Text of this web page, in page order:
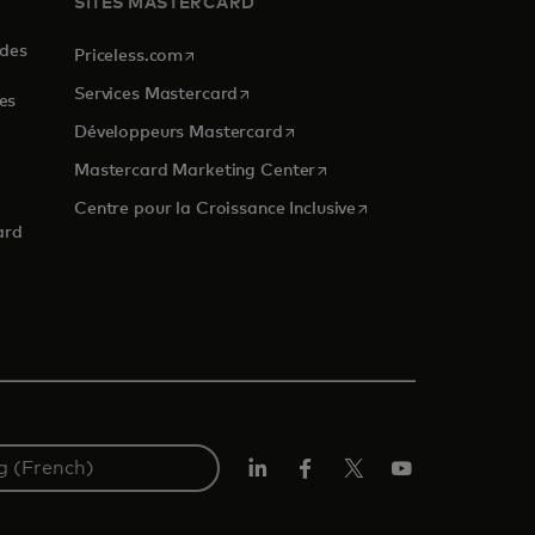
SITES MASTERCARD
Priceless.com s’ouvre dans un nouvel onglet
Services Mastercard s’ouvre dans un nouvel onglet
Développeurs Mastercards’ouvre dans un nouvel onglet
Mastercard Marketing Centers’ouvre dans un nouvel
Centre pour la Croissance Inclusive s’ouvre dans un